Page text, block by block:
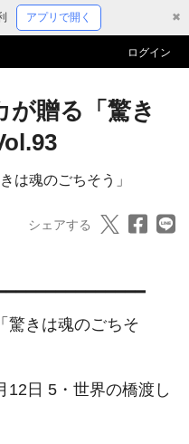
アプリで開く ✖
ログイン
が贈る「驚き
は魂のごちそう」
シェアする
驚きは魂のごちそ
12日 5・世界の橋渡し